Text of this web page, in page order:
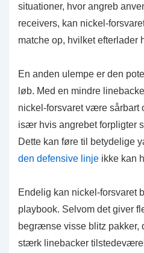
situationer, hvor angreb
receivers, kan nickel-
matche op, hvilket efterlader
En anden ulempe er den
løb. Med en mindre
nickel-forsvaret være sårbart
især hvis angrebet forpligter
Dette kan føre til betydelige
den defensive linje ikke kan
Endelig kan nickel-forsvaret
playbook. Selvom det giver
begrænse visse blitz pakker,
stærk linebacker